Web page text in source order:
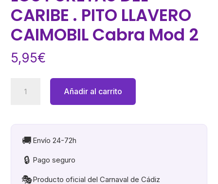
CARIBE . PITO LLAVERO
CAIMOBIL Cabra Mod 2
5,95€
PURETAS
CARIBE
LLAVERO
CAIMOBIL
Añadir al carrito
🚚 Envío 24-72h
🔒 Pago seguro
🎭Producto oficial del Carnaval de Cádiz